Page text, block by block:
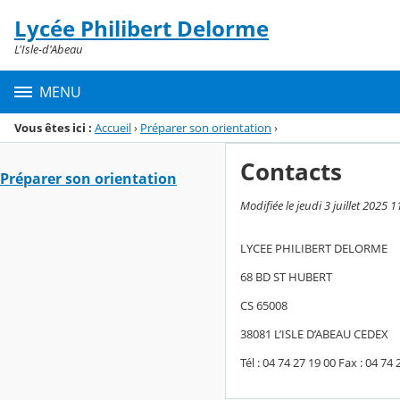
Menu de la rubrique
Contenu
Lycée Philibert Delorme
L'Isle-d'Abeau
MENU
Vous êtes ici : Accueil› Préparer son orientation ›
Préparer son orientation Contacts
Modifiée le jeudi 3 juillet 2025
LYCEE PHILIBERT DELORME
68 BD ST HUBERT
CS 65008
38081 L’ISLE D’ABEAU CEDEX
Tél : 04 74 27 19 00 Fax : 04 74